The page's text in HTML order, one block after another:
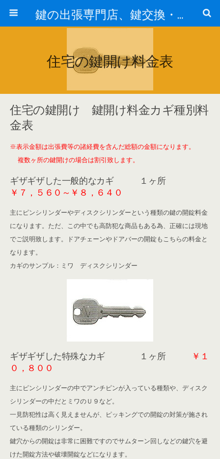
鍵の出張専門店、鍵交換・修理が格安料金/東京・埼玉・さいたま市
住宅の鍵開け料金表
住宅の鍵開け 鍵開け料金カギ種別料
金表
※表示金額は出張費等の諸経費を含んだ総額の金額になります。
複数ヶ所の鍵開けの場合は割引致します。
ギザギザした一般的なカギ １ヶ所
￥７，５６０～￥８，６４０
主にピンシリンダーやディスクシリンダーという種類の鍵の開錠料金
になります。ただ、この中でも高防犯な商品もある為、正確には現地
でご説明致します。ドアチェーンやドアバーの開錠もこちらの料金と
なります。
カギのサンプル：ミワ ディスクシリンダー
ギザギザした特殊なカギ １ヶ所
￥１
０，８００
主にピンシリンダーの中でアンチピンが入っている種類や、ディスク
シリンダーの中だとミワのＵ９など。
一見防犯性は高く見えませんが、ピッキングでの開錠の対策が施され
ている種類のシリンダー。
鍵穴からの開錠は非常に困難ですのでサムターン回しなどの鍵穴を避
けた開錠方法や破壊開錠などになります。